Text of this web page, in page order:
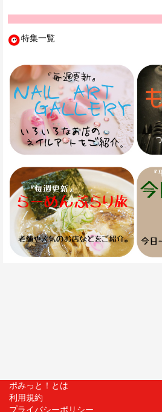
特集一覧
ポみっと！とは
利用規約
プライバシーポリシー